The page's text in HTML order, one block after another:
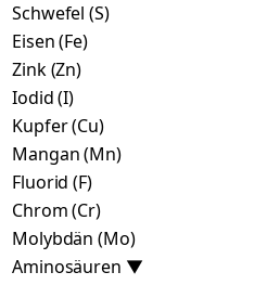
Schwefel (S)
Eisen (Fe)
Zink (Zn)
Iodid (I)
Kupfer (Cu)
Mangan (Mn)
Fluorid (F)
Chrom (Cr)
Molybdän (Mo)
Aminosäuren ▼